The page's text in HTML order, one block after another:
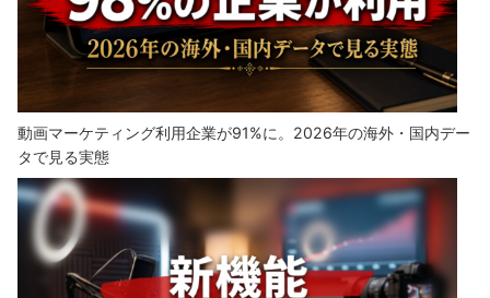
動画マーケティング利用企業が91%に。2026年の海外・国内デー
タで見る実態